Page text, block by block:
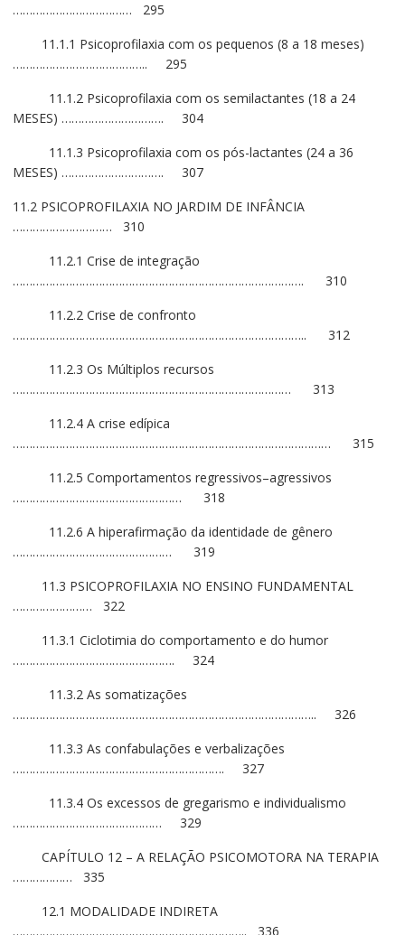
……………………………… 295
11.1.1 Psicoprofilaxia com os pequenos (8 a 18 meses)
………………………………….. 295
11.1.2 Psicoprofilaxia com os semilactantes (18 a 24
MESES) …………………………. 304
11.1.3 Psicoprofilaxia com os pós-lactantes (24 a 36
MESES) …………………………. 307
11.2 PSICOPROFILAXIA NO JARDIM DE INFÂNCIA
………………………… 310
11.2.1 Crise de integração
……………………………………………………………………………. 310
11.2.2 Crise de confronto
…………………………………………………………………………….. 312
11.2.3 Os Múltiplos recursos
………………………………………………………………………… 313
11.2.4 A crise edípica
…………………………………………………………………………………… 315
11.2.5 Comportamentos regressivos–agressivos
…………………………………………… 318
11.2.6 A hiperafirmação da identidade de gênero
………………………………………… 319
11.3 PSICOPROFILAXIA NO ENSINO FUNDAMENTAL
…………………… 322
11.3.1 Ciclotimia do comportamento e do humor
…………………………………………. 324
11.3.2 As somatizações
……………………………………………………………………………….. 326
11.3.3 As confabulações e verbalizações
………………………………………………………. 327
11.3.4 Os excessos de gregarismo e individualismo
……………………………………… 329
CAPÍTULO 12 – A RELAÇÃO PSICOMOTORA NA TERAPIA
……………… 335
12.1 MODALIDADE INDIRETA
…………………………………………………………….. 336